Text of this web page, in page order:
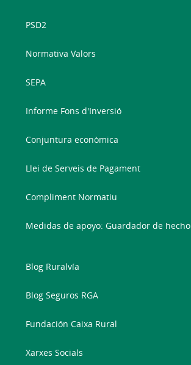
PSD2
Normativa Valors
SEPA
Informe Fons d'Inversió
Conjuntura econòmica
Llei de Serveis de Pagament
Compliment Normatiu
Medidas de apoyo: Guardador de hecho
Blog Ruralvía
Blog Seguros RGA
Fundación Caixa Rural
Xarxes Socials